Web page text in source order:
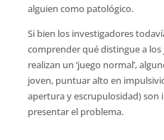
alguien como patológico.
Si bien los investigadores
comprender qué distingue a los
realizan un ‘juego normal’,
joven, puntuar alto en
apertura y escrupulosidad) son
presentar el problema.